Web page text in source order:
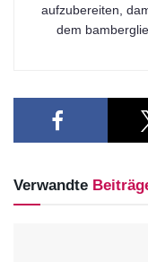
aufzubereiten,
dem
Verwandte